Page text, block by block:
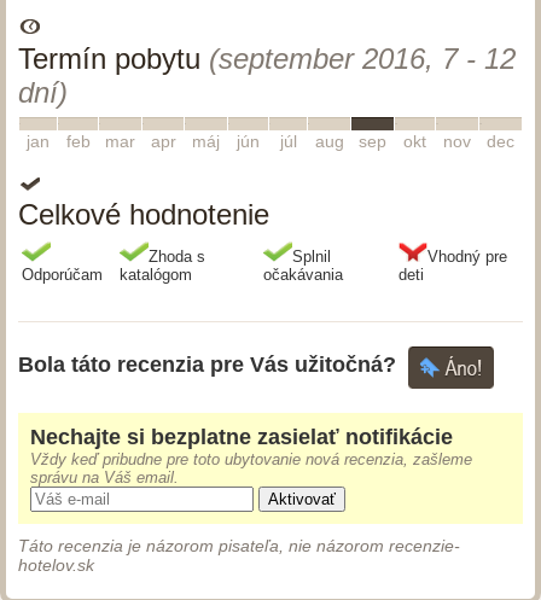
Termín pobytu (september 2016, 7 - 12
dní)
jan feb mar apr máj jún júl aug sep okt nov dec
Celkové hodnotenie
Odporúčam
Zhoda s
katalógom
Splnil
očakávania
Vhodný pre
deti
Bola táto recenzia pre Vás užitočná?
Nechajte si bezplatne zasielať notifikácie
Vždy keď pribudne pre toto ubytovanie nová recenzia, zašleme
správu na Váš email.
Aktivovať
Táto recenzia je názorom pisateľa, nie názorom recenzie-
hotelov.sk